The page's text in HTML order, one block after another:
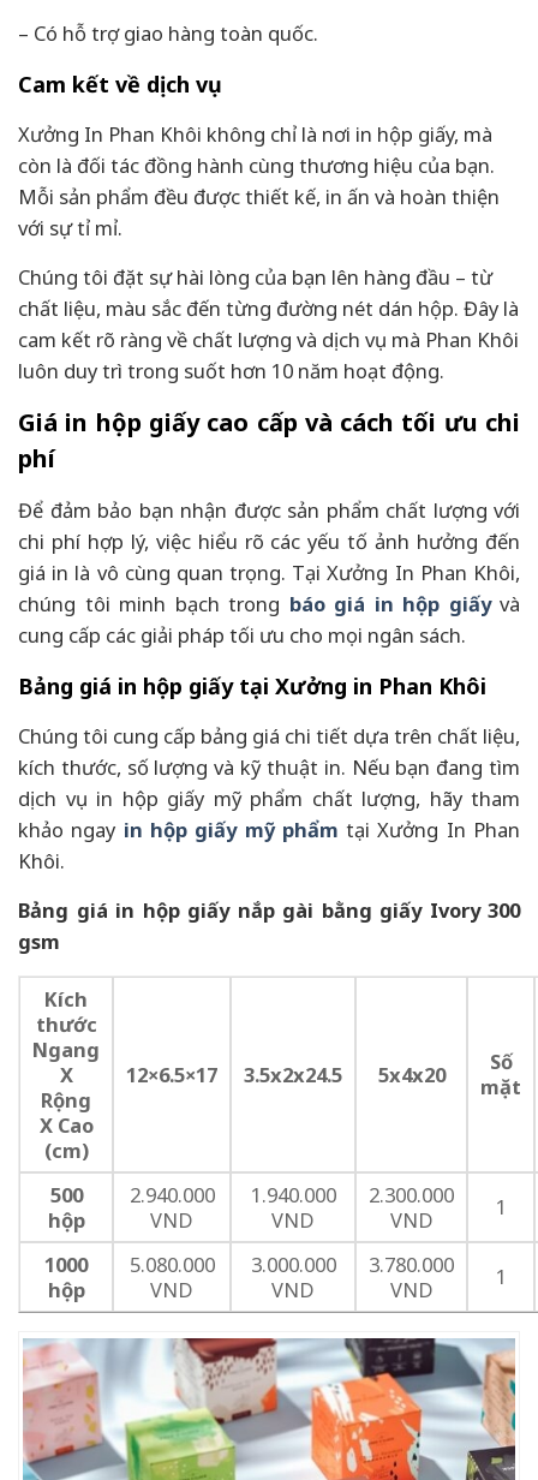
– Có hỗ trợ giao hàng toàn quốc.
Cam kết về dịch vụ
Xưởng In Phan Khôi không chỉ là nơi in hộp giấy, mà
còn là đối tác đồng hành cùng thương hiệu của bạn.
Mỗi sản phẩm đều được thiết kế, in ấn và hoàn thiện
với sự tỉ mỉ.
Chúng tôi đặt sự hài lòng của bạn lên hàng đầu – từ
chất liệu, màu sắc đến từng đường nét dán hộp. Đây là
cam kết rõ ràng về chất lượng và dịch vụ mà Phan Khôi
luôn duy trì trong suốt hơn 10 năm hoạt động.
Giá in hộp giấy cao cấp và cách tối ưu chi
phí
Để đảm bảo bạn nhận được sản phẩm chất lượng với
chi phí hợp lý, việc hiểu rõ các yếu tố ảnh hưởng đến
giá in là vô cùng quan trọng. Tại Xưởng In Phan Khôi,
chúng tôi minh bạch trong báo giá in hộp giấyvà
cung cấp các giải pháp tối ưu cho mọi ngân sách.
Bảng giá in hộp giấy tại Xưởng in Phan Khôi
Chúng tôi cung cấp bảng giá chi tiết dựa trên chất liệu,
kích thước, số lượng và kỹ thuật in. Nếu bạn đang tìm
dịch vụ in hộp giấy mỹ phẩm chất lượng, hãy tham
khảo ngay in hộp giấy mỹ phẩm tại Xưởng In Phan
Khôi.
Bảng giá in hộp giấy nắp gài bằng giấy Ivory 300
gsm
Kích
thước
Ngang
X
Rộng
X Cao
(cm)
12×6.5×17 3.5x2x24.5 5x4x20
Số
mặt
500
hộp
2.940.000
VND
1.940.000
VND
2.300.000
VND
1
1000
hộp
5.080.000
VND
3.000.000
VND
3.780.000
VND
1